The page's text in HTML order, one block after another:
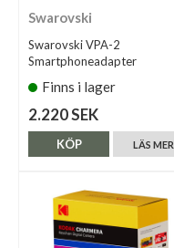
Swarovski
Swarovski VPA-2
Smartphoneadapter
Finns i lager
2.220 SEK
LÄS MER
KÖP